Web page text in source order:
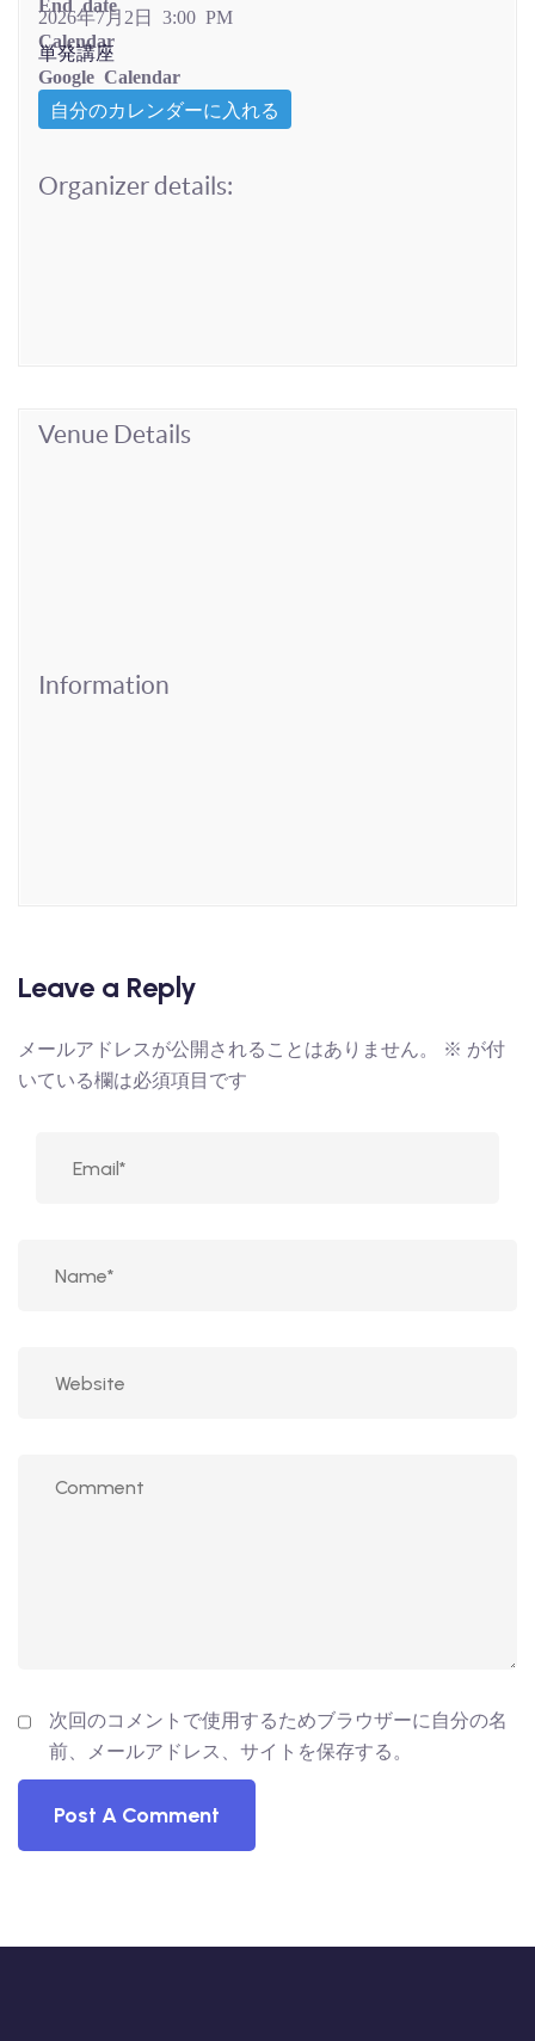
2026年7月2日 3:00 PM
Calendar
単発講座
Google Calendar
自分のカレンダーに入れる
Organizer details:
Venue Details
Information
Leave a Reply
メールアドレスが公開されることはありません。 ※ が付
いている欄は必須項目です
次回のコメントで使用するためブラウザーに自分の名
前、メールアドレス、サイトを保存する。